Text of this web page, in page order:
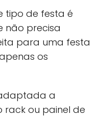
tipo de festa é
não precisa
para uma festa
os
a
rack ou painel de